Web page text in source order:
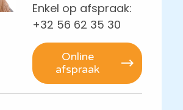
Enkel op afspraak:
+32 56 62 35 30
Online
afspraak